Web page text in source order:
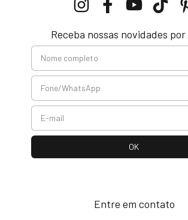
Receba nossas novidades
Entre em contato